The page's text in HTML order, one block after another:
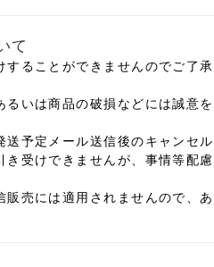
て
ることができませんのでご了承
いは商品の破損などには誠意を
送予定メール送信後のキャンセル
受けできませんが、事情等配慮
販売には適用されませんので、あ